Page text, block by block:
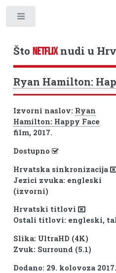
Što NETFLIXnudi u
Ryan Hamilton:
Izvorni naslov: Ryan
Hamilton: Happy Face
film, 2017.
Dostupno
Hrvatska sinkronizacija
Jezici zvuka: engleski
(izvorni)
Hrvatski titlovi
Ostali titlovi: engleski,
Slika: UltraHD (4K)
Zvuk: Surround (5.1)
Dodano: 29. kolovoza 2017.